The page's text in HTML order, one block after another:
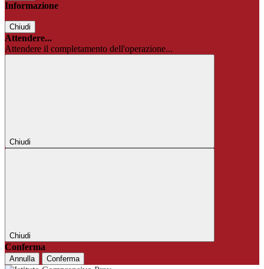
Informazione
Chiudi
Attendere...
Attendere il completamento dell'operazione...
Chiudi
Chiudi
Conferma
Annulla Conferma